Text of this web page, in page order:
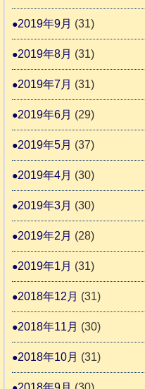
2019年9月 (31)
2019年8月 (31)
2019年7月 (31)
2019年6月 (29)
2019年5月 (37)
2019年4月 (30)
2019年3月 (30)
2019年2月 (28)
2019年1月 (31)
2018年12月 (31)
2018年11月 (30)
2018年10月 (31)